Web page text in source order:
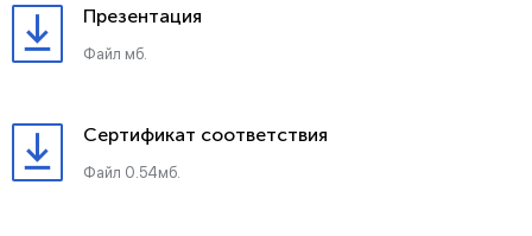
Презентация
Файл мб.
Сертификат соответствия
Файл 0.54мб.